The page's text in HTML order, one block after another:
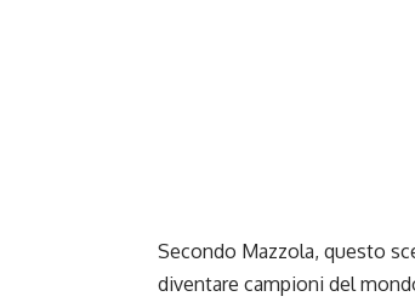
Secondo Mazzola, questo
diventare campioni del